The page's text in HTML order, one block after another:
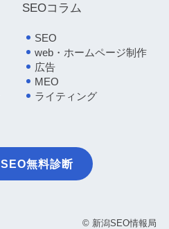
SEOコラム
SEO
web・ホームページ制作
広告
MEO
ライティング
SEO無料診断
© 新潟SEO情報局